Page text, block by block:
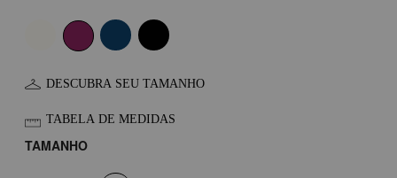
DESCUBRA SEU TAMANHO
TABELA DE MEDIDAS
TAMANHO